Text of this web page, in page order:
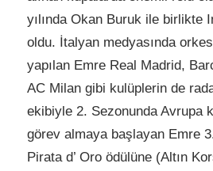
yılında Okan Buruk ile birlikte
oldu. İtalyan medyasında
yapılan Emre Real Madrid,
AC Milan gibi kulüplerin de
ekibiyle 2. Sezonunda Avrupa
görev almaya başlayan Emre
Pirata d’ Oro ödülüne (Altın